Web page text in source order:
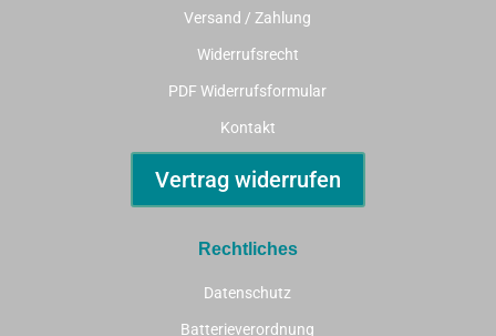
Versand / Zahlung
Widerrufsrecht
PDF Widerrufsformular
Kontakt
Vertrag widerrufen
Rechtliches
Datenschutz
Batterieverordnung